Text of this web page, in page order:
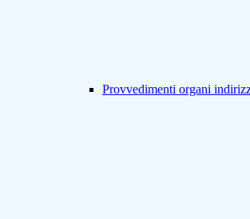
Provvedimenti organi